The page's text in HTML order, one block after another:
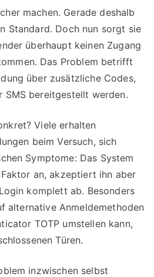
machen. Gerade deshalb
Standard. Doch nun sorgt sie
überhaupt keinen Zugang
Das Problem betrifft
über zusätzliche Codes,
bereitgestellt werden.
Viele erhalten
beim Versuch, sich
Symptome: Das System
an, akzeptiert ihn aber
komplett ab. Besonders
alternative Anmeldemethoden
TOTP umstellen kann,
Türen.
inzwischen selbst